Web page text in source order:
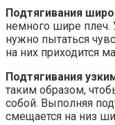
Подтягивания
немного шире плеч.
нужно пытаться
на них приходится
Подтягивания
таким образом,
собой. Выполняя
смещается на низ